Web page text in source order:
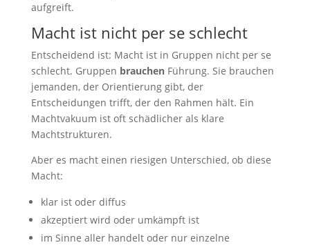
aufgreift.
Macht ist nicht per se schlecht
Entscheidend ist: Macht ist in Gruppen nicht per se
schlecht. Gruppen brauchenFührung. Sie brauchen
jemanden, der Orientierung gibt, der
Entscheidungen trifft, der den Rahmen hält. Ein
Machtvakuum ist oft schädlicher als klare
Machtstrukturen.
Aber es macht einen riesigen Unterschied, ob diese
Macht:
klar ist oder diffus
akzeptiert wird oder umkämpft ist
im Sinne aller handelt oder nur einzelne